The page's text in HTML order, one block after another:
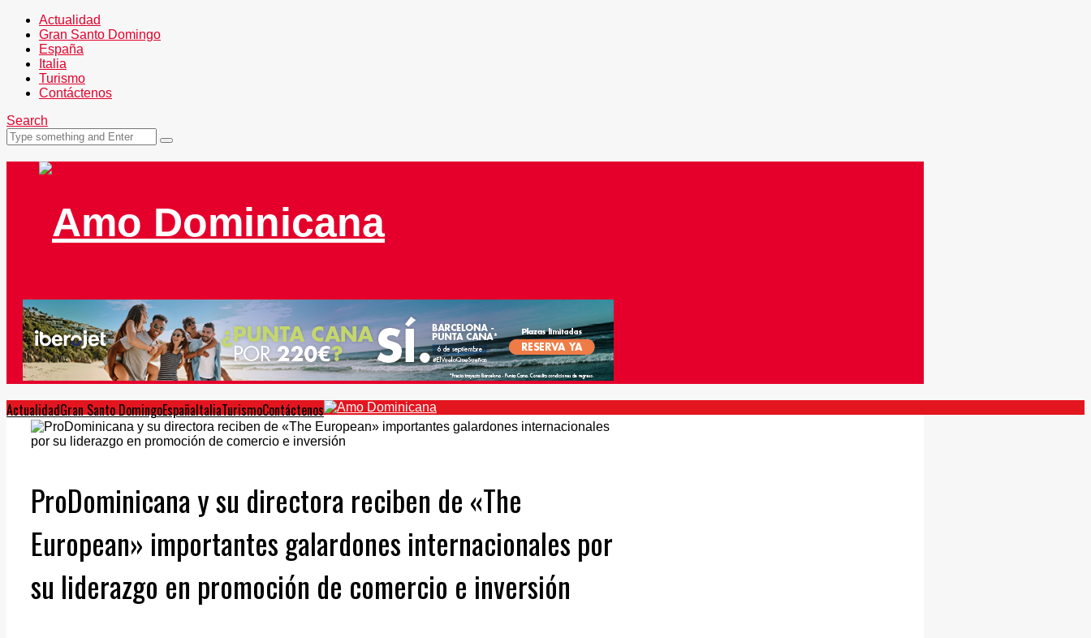
Actualidad
Gran Santo Domingo
España
Italia
Turismo
Contáctenos
Search
ActualidadGran Santo DomingoEspañaItaliaTurismoContáctenos
ProDominicana y su directora reciben de «The
European» importantes galardones internacionales por
su liderazgo en promoción de comercio e inversión